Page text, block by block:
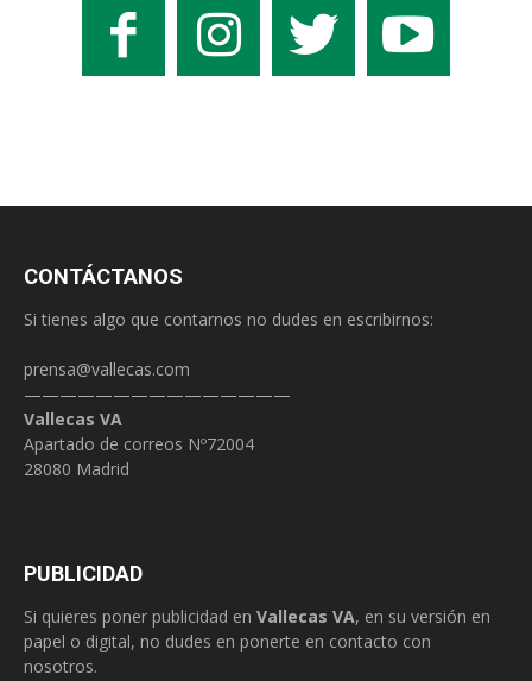
CONTÁCTANOS
Si tienes algo que contarnos no dudes en escribirnos:
prensa@vallecas.com
———————————————
Vallecas VA
Apartado de correos Nº72004
28080 Madrid
PUBLICIDAD
Si quieres poner publicidad en Vallecas VA, en su versión en
papel o digital, no dudes en ponerte en contacto con
nosotros.